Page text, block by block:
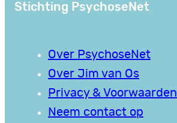
Stichting PsychoseNet
Over PsychoseNet
Over Jim van Os
Privacy & Voorwaarden
Neem contact op